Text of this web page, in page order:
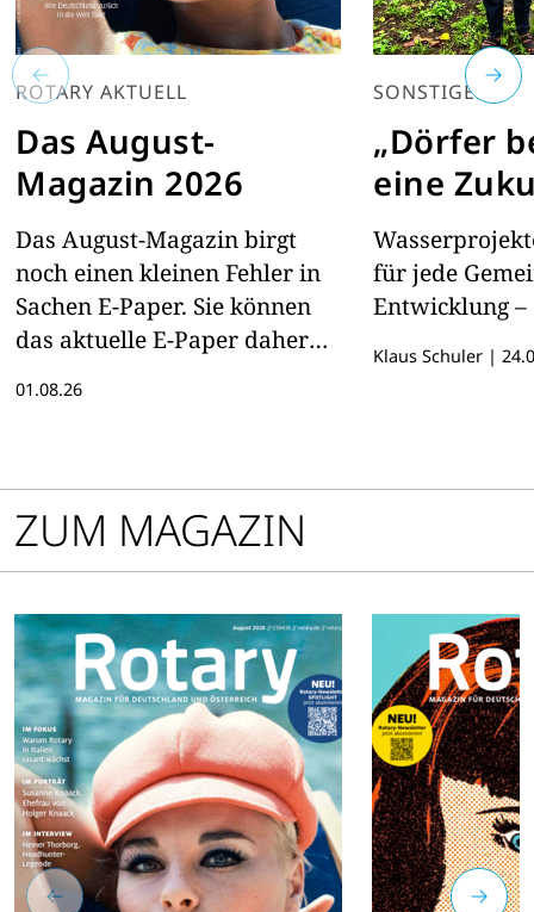
ROTARY AKTUELL
Das August-
Magazin 2026
Das August-Magazin birgt
noch einen kleinen Fehler in
Sachen E-Paper. Sie können
das aktuelle E-Paper daher
01.08.26
SONSTIGES
„Dörfer
eine
für jede
Entwicklung –
Klaus Schuler |
ZUM MAGAZIN